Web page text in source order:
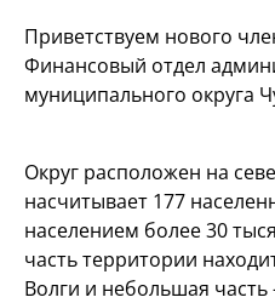
Приветствуем нового
Финансовый отдел
муниципального округа
Округ расположен на
насчитывает 177
населением более 30
часть территории
Волги и небольшая